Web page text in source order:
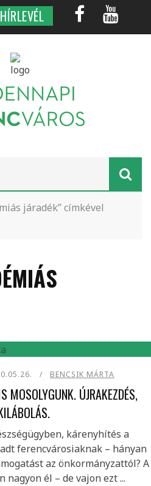
HÍRLEVÉL
járadék” címkével
BENCSIK MÁRTA
ÚJRAKEZDÉS,
kárenyhítés a
ferencvárosiaknak – hányan
az önkormányzattól? A
nagyon él – de vajon ezt ...